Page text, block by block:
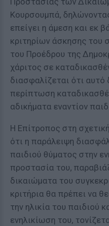
Κουρσουμπά,
επείγει η άμεση και εκ
κριτηρίων άσκησης του
του Προέδρου της
χάριτος σε
διασφαλίζεται ότι αυτό
περίπτωση
αδικήματα εναντίον
Η Επίτροπος στη
ότι η παράλειψη
παιδιού θύματος στην
προστασία του,
δικαιώματα του
κριτήρια θα πρέπει να
την ηλικία του παιδιού
ενηλικίωση του,